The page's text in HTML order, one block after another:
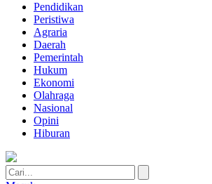
Pendidikan
Peristiwa
Agraria
Daerah
Pemerintah
Hukum
Ekonomi
Olahraga
Nasional
Opini
Hiburan